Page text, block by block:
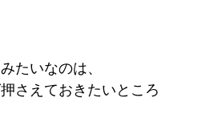
たいなのは、
さえておきたいところ